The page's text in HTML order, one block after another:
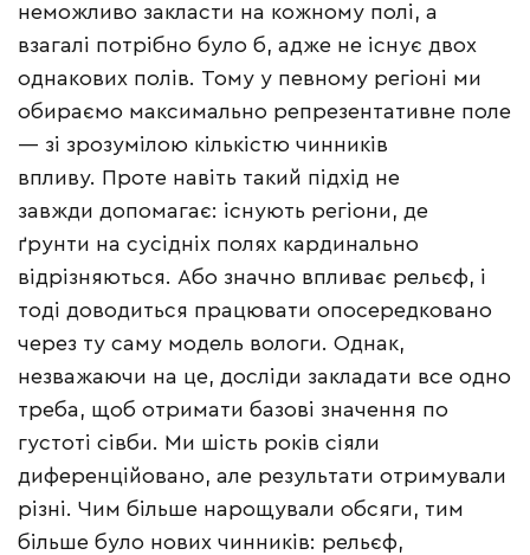
неможливо закласти на кожному полі, а
взагалі потрібно було б, адже не існує двох
однакових полів. Тому у певному регіоні ми
обираємо максимально репрезентативне поле
— зі зрозумілою кількістю чинників
впливу. Проте навіть такий підхід не
завжди допомагає: існують регіони, де
ґрунти на сусідніх полях кардинально
відрізняються. Або значно впливає рельєф, і
тоді доводиться працювати опосередковано
через ту саму модель вологи. Однак,
незважаючи на це, досліди закладати все одно
треба, щоб отримати базові значення по
густоті сівби. Ми шість років сіяли
диференційовано, але результати отримували
різні. Чим більше нарощували обсяги, тим
більше було нових чинників: рельєф,